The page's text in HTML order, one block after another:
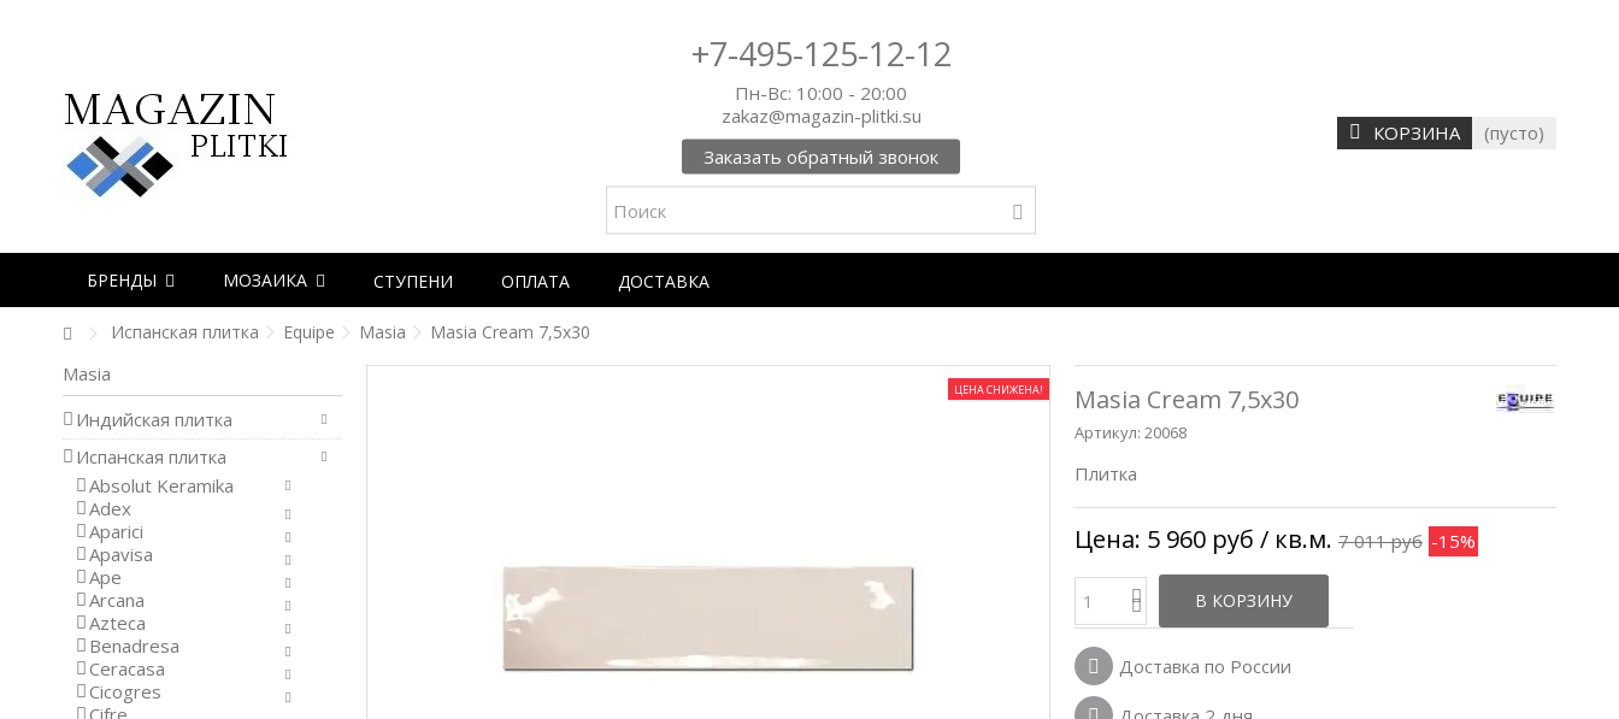
+7-495-125-12-12
Пн-Вс: 10:00 - 20:00
zakaz@magazin-plitki.su
Заказать обратный звонок
КОРЗИНА (пусто)
БРЕНДЫ МОЗАИКА СТУПЕНИ ОПЛАТА ДОСТАВКА
Испанская плитка Equipe Masia Masia Cream 7,5х30
ЦЕНА СНИЖЕНА! Masia Cream 7,5х30
Артикул: 20068
Плитка
Цена: 5 960 руб / кв.м. 7 011 руб -15%
В КОРЗИНУ
Доставка по России
Masia
Индийская плитка
Испанская плитка
Absolut Keramika
Adex
Aparici
Apavisa
Ape
Arcana
Azteca
Benadresa
Ceracasa
Cicogres
Cifre